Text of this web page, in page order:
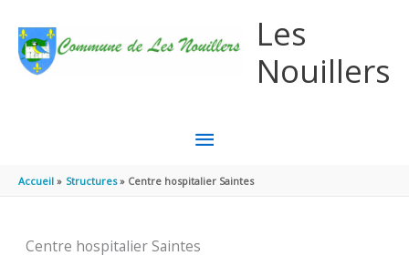
Les
Nouillers
MENU
PRINCIPAL
Accueil Structures Centre hospitalier Saintes
Centre hospitalier Saintes